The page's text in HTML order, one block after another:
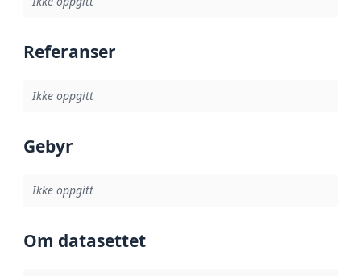
Referanser
Ikke oppgitt
Gebyr
Ikke oppgitt
Om datasettet